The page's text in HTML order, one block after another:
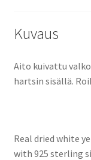
Kuvaus
Aito kuivattu
hartsin sisällä.
Real dried white
with 925 sterling